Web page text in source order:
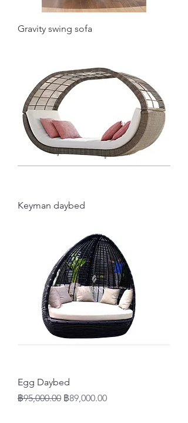
Gravity swing sofa
Keyman daybed
Egg Daybed
ราคาปกติ
฿95,000.00 ราคาขายลด
฿89,000.00